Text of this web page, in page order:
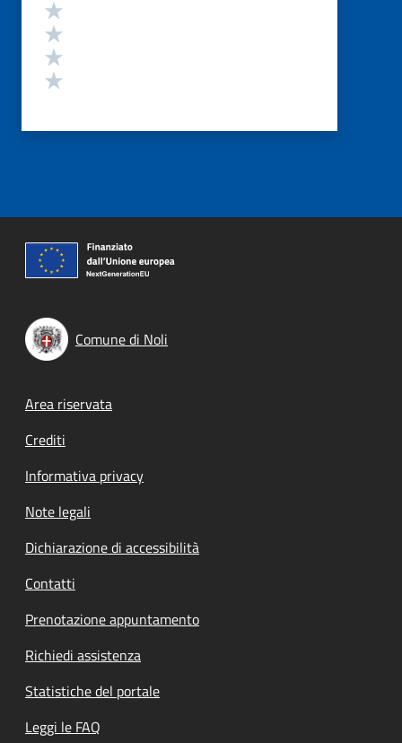
Comune di Noli
Footer menu
Area riservata
Crediti
Informativa privacy
Note legali
Dichiarazione di accessibilità
Contatti
Prenotazione appuntamento
Richiedi assistenza
Statistiche del portale
Leggi le FAQ